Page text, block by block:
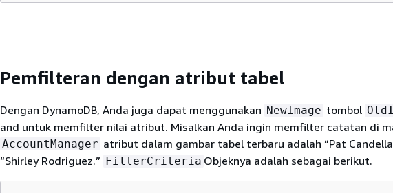
Pemfilteran dengan atribut tabel
Dengan DynamoDB, Anda juga dapat menggunakan NewImage tombol
and untuk memfilter nilai atribut. Misalkan Anda ingin memfilter catatan di
AccountManager atribut dalam gambar tabel terbaru adalah “Pat
“Shirley Rodriguez.” FilterCriteria Objeknya adalah sebagai berikut.